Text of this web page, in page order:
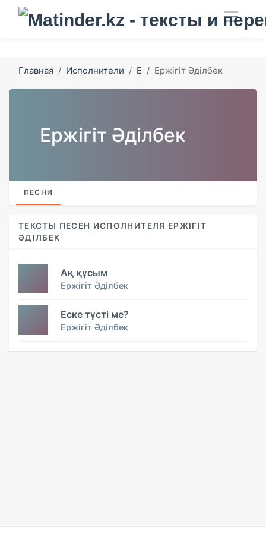
Главная Исполнители Е Ержігіт Әділбек
Ержігіт Әділбек
ПЕСНИ
ТЕКСТЫ ПЕСЕН ИСПОЛНИТЕЛЯ ЕРЖІГІТ
ӘДІЛБЕК
Ақ құсым
Ержігіт Әділбек
Еске түсті ме?
Ержігіт Әділбек